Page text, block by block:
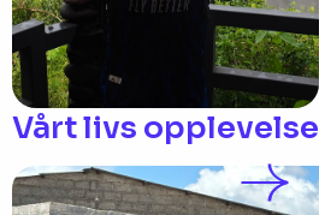
Vårt livs opplevelse